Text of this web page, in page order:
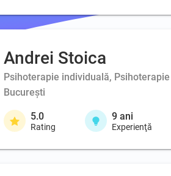
Andrei Stoica
Psihoterapie individuală,
București
5.0
Rating
9 ani
Experienţă